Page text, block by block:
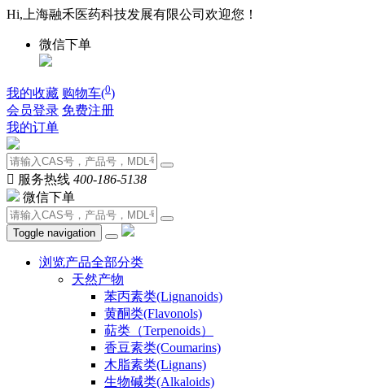
Hi,上海融禾医药科技发展有限公司欢迎您！
微信下单
我的收藏 购物车(0)
会员登录 免费注册
我的订单
 服务热线 400-186-5138
微信下单
Toggle navigation
浏览产品全部分类
天然产物
苯丙素类(Lignanoids)
黄酮类(Flavonols)
萜类（Terpenoids）
香豆素类(Coumarins)
木脂素类(Lignans)
生物碱类(Alkaloids)